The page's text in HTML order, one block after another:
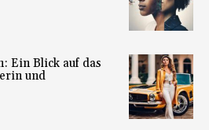
Ein Blick auf das
und